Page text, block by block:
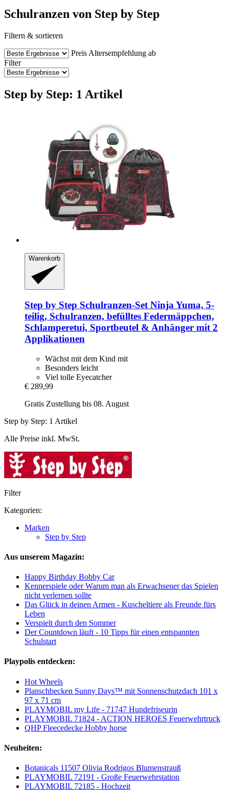
Schulranzen von Step by Step
Filtern & sortieren
Preis Altersempfehlung ab
Filter
Step by Step: 1 Artikel
Warenkorb
Step by Step Schulranzen-​Set Ninja Yuma, 5-​
teilig, Schulranzen, befülltes Federmäppchen,
Schlamperetui, Sportbeutel & Anhänger mit 2
Applikationen
Wächst mit dem Kind mit
Besonders leicht
Viel tolle Eyecatcher
€ 289,99
Gratis Zustellung bis 08. August
Step by Step: 1 Artikel
Alle Preise inkl. MwSt.
Filter
Kategorien:
Marken
Step by Step
Aus unserem Magazin:
Happy Birthday Bobby Car
Kennerspiele oder Warum man als Erwachsener das Spielen
nicht verlernen sollte
Das Glück in deinen Armen - Kuscheltiere als Freunde fürs
Leben
Verspielt durch den Sommer
Der Countdown läuft - 10 Tipps für einen entspannten
Schulstart
Playpolis entdecken:
Hot Wheels
Planschbecken Sunny Days™ mit Sonnenschutzdach 101 x
97 x 71 cm
PLAYMOBIL my Life - 71747 Hundefriseurin
PLAYMOBIL 71824 - ACTION HEROES Feuerwehrtruck
QHP Fleecedecke Hobby horse
Neuheiten:
Botanicals 11507 Olivia Rodrigos Blumenstrauß
PLAYMOBIL 72191 - Große Feuerwehrstation
PLAYMOBIL 72185 - Hochzeit